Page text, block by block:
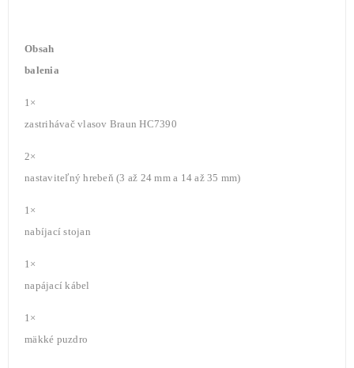
Obsah
balenia
1×
zastrihávač vlasov Braun HC7390
2×
nastaviteľný hrebeň (3 až 24 mm a 14 až 35 mm)
1×
nabíjací stojan
1×
napájací kábel
1×
mäkké puzdro